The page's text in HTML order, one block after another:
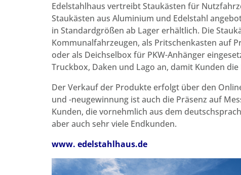
Edelstahlhaus vertreibt Staukästen für
Staukästen aus Aluminium und Edelstahl
in Standardgrößen ab Lager erhältlich. Die
Kommunalfahrzeugen, als Pritschenkasten auf
oder als Deichselbox für PKW-Anhänger
Truckbox, Daken und Lago an, damit Kunden
Der Verkauf der Produkte erfolgt über den
und -neugewinnung ist auch die Präsenz auf
Kunden, die vornehmlich aus dem
aber auch sehr viele Endkunden.
www. edelstahlhaus.de